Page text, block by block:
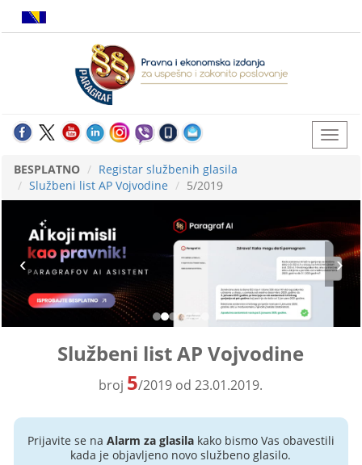
BESPLATNO
Registar službenih glasila
Službeni list AP Vojvodine
5/2019
Službeni list AP Vojvodine
broj 5/2019 od 23.01.2019.
Prijavite se na Alarm za glasilakako bismo Vas obavestili
kada je objavljeno novo službeno glasilo.